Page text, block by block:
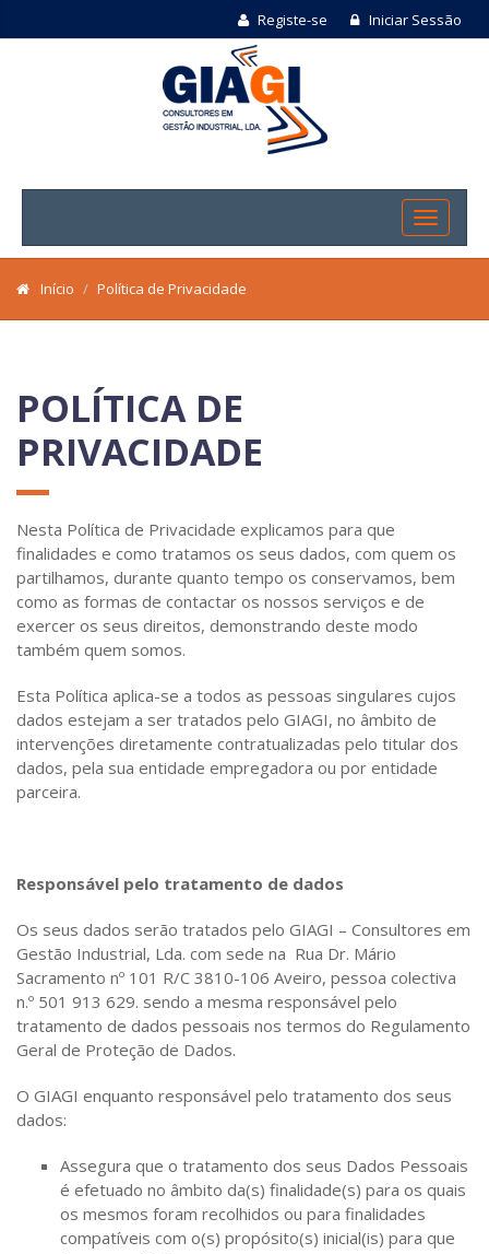
Registe-se Iniciar Sessão
Início Política de Privacidade
POLÍTICA DE
PRIVACIDADE
Nesta Política de Privacidade explicamos para que
finalidades e como tratamos os seus dados, com quem os
partilhamos, durante quanto tempo os conservamos, bem
como as formas de contactar os nossos serviços e de
exercer os seus direitos, demonstrando deste modo
também quem somos.
Esta Política aplica-se a todos as pessoas singulares cujos
dados estejam a ser tratados pelo GIAGI, no âmbito de
intervenções diretamente contratualizadas pelo titular dos
dados, pela sua entidade empregadora ou por entidade
parceira.
Responsável pelo tratamento de dados
Os seus dados serão tratados pelo GIAGI – Consultores em
Gestão Industrial, Lda. com sede na Rua Dr. Mário
Sacramento nº 101 R/C 3810-106 Aveiro, pessoa colectiva
n.º 501 913 629. sendo a mesma responsável pelo
tratamento de dados pessoais nos termos do Regulamento
Geral de Proteção de Dados.
O GIAGI enquanto responsável pelo tratamento dos seus
dados:
Assegura que o tratamento dos seus Dados Pessoais
é efetuado no âmbito da(s) finalidade(s) para os quais
os mesmos foram recolhidos ou para finalidades
compatíveis com o(s) propósito(s) inicial(is) para que